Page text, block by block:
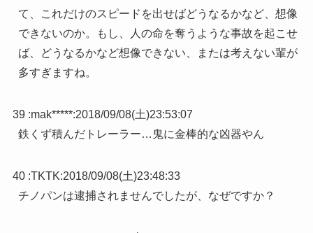
て、これだけのスピードを出せばどうなるかなど、想像
できないのか。もし、人の命を奪うような事故を起こせ
ば、どうなるかなど想像できない、または考えない輩が
多すぎますね。
39 :mak*****:2018/09/08(土)23:53:07
鉄くず積んだトレーラー…鬼に金棒的な凶器やん
40 :TKTK:2018/09/08(土)23:48:33
チノパンは逮捕されませんでしたが、なぜですか？